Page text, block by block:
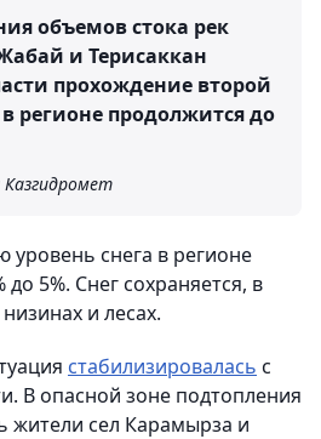
объемов стока рек
и Терисаккан
прохождение второй
регионе продолжится до
Казгидромет
снега в регионе
до 5%. Снег сохраняется, в
и лесах.
стабилизировалась с
В опасной зоне подтопления
жители сел Карамырза и